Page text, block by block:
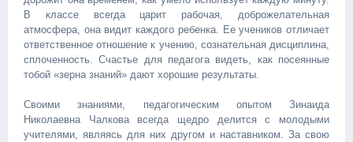
В классе всегда царит рабочая, доброжелательная
атмосфера, она видит каждого ребенка. Ее учеников отличает
ответственное отношение к учению, сознательная дисциплина,
сплоченность. Счастье для педагога видеть, как посеянные
тобой «зерна знаний» дают хорошие результаты.
Своими знаниями, педагогическим опытом Зинаида
Николаевна Чалкова всегда щедро делится с молодыми
учителями, являясь для них другом и наставником. За свою